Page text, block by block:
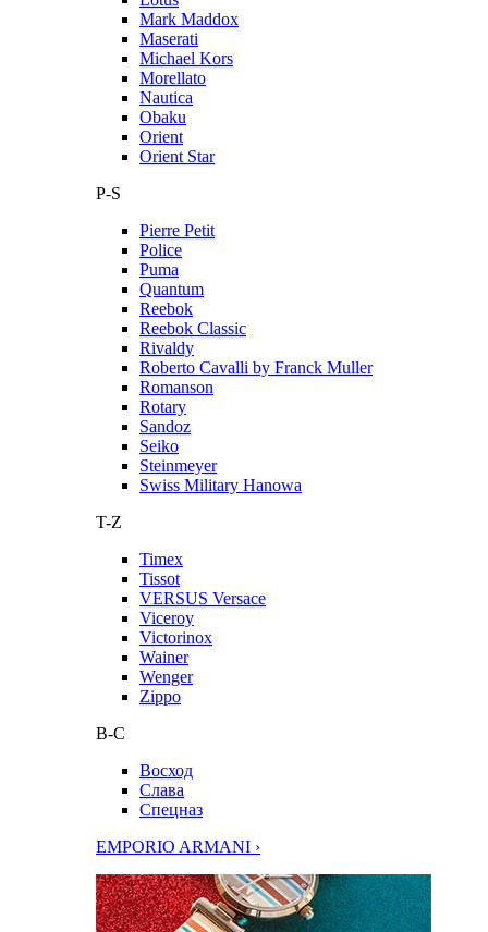
Mark Maddox
Maserati
Michael Kors
Morellato
Nautica
Obaku
Orient
Orient Star
P-S
Pierre Petit
Police
Puma
Quantum
Reebok
Reebok Classic
Rivaldy
Roberto Cavalli by Franck Muller
Romanson
Rotary
Sandoz
Seiko
Steinmeyer
Swiss Military Hanowa
T-Z
Timex
Tissot
VERSUS Versace
Viceroy
Victorinox
Wainer
Wenger
Zippo
В-С
Восход
Слава
Спецназ
EMPORIO ARMANI ›